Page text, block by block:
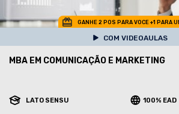
GANHE 2 POS PARA VOCE +1 PARA
COM VIDEOAULAS
MBA EM COMUNICAÇÃO E MARKETING
LATO SENSU 100% EAD